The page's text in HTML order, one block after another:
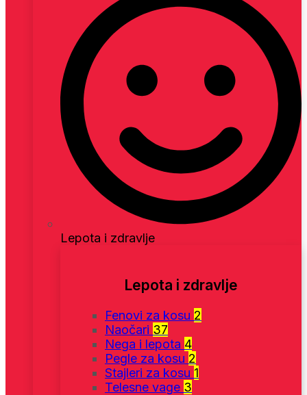
Lepota i zdravlje
Lepota i zdravlje
Fenovi za kosu 2
Naočari 37
Nega i lepota 4
Pegle za kosu 2
Stajleri za kosu 1
Telesne vage 3